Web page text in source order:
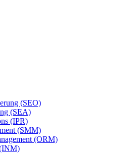
(SEO)
(SEA)
(IPR)
(SMM)
(ORM)